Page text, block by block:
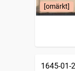
[omärkt]
1645-01-